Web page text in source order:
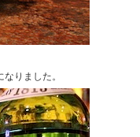
りました。